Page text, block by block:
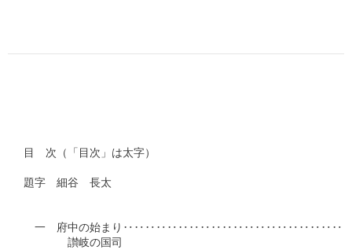
目　次（「目次」
題字　細谷　長太
一　府中の始まり
讃岐の国司